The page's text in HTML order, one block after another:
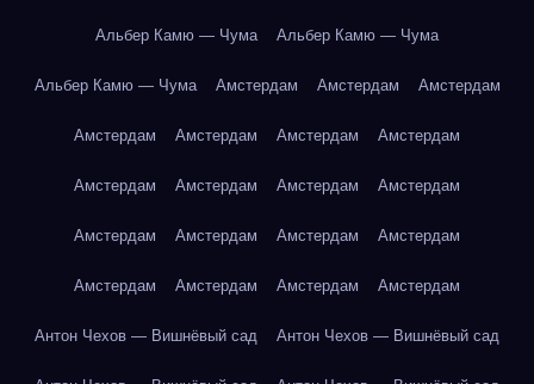
Альбер Камю — Чума Альбер Камю — Чума
Альбер Камю — Чума Амстердам Амстердам Амстердам
Амстердам Амстердам Амстердам Амстердам
Амстердам Амстердам Амстердам Амстердам
Амстердам Амстердам Амстердам Амстердам
Амстердам Амстердам Амстердам Амстердам
Антон Чехов — Вишнёвый сад Антон Чехов — Вишнёвый сад